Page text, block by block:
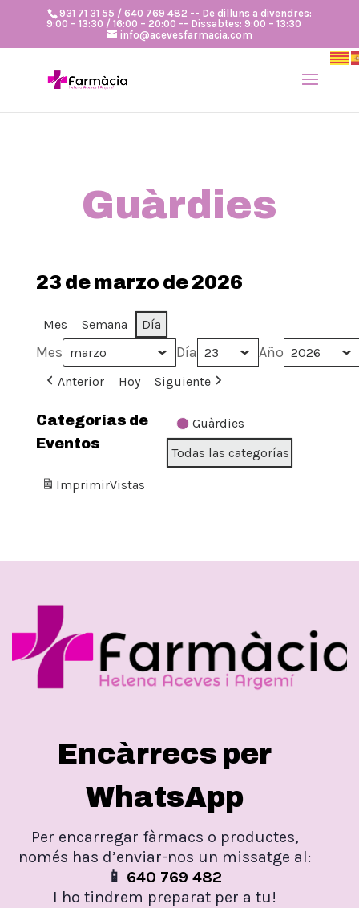
931 71 31 55 / 640 769 482 -- De dilluns a divendres:
9:00 – 13:30 / 16:00 – 20:00 -- Dissabtes: 9:00 – 13:30
info@acevesfarmacia.com
Guàrdies
23 de marzo de 2026
Mes Semana Día
Mes Día Año
Anterior Hoy Siguiente
Categorías de
Eventos
Guàrdies
Todas las categorías
ImprimirVistas
Encàrrecs per
WhatsApp
Per encarregar fàrmacs o productes,
només has d’enviar-nos un missatge al:
📱 640 769 482
I ho tindrem preparat per a tu!